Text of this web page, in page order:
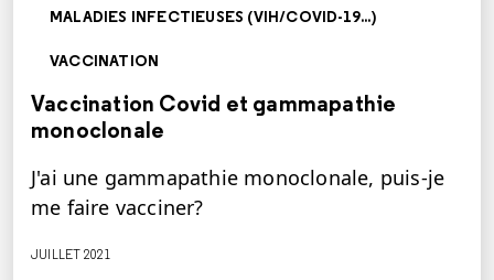
MALADIES INFECTIEUSES (VIH/COVID-19...)
VACCINATION
Vaccination Covid et gammapathie
monoclonale
J'ai une gammapathie monoclonale, puis-je
me faire vacciner?
JUILLET 2021